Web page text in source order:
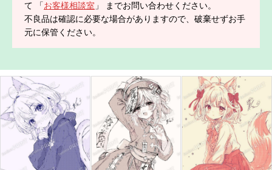
て 「お客様相談室 」 までお問い合わせください。
不良品は確認に必要な場合がありますので、破棄せずお手
元に保管ください。